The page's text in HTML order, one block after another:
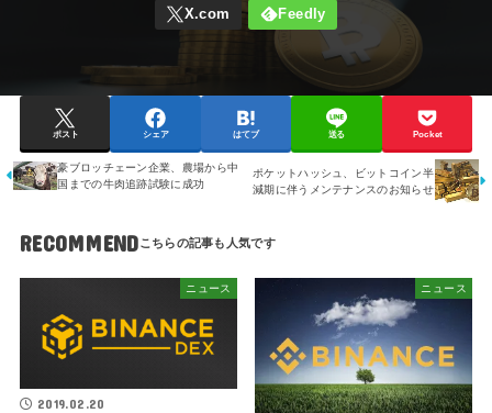
ポスト シェア はてブ 送る Pocket
豪ブロッチェーン企業、農場から中
国までの牛肉追跡試験に成功
ポケットハッシュ、ビットコイン半
減期に伴うメンテナンスのお知らせ
RECOMMEND
ニュース
2019.02.20
ニュース